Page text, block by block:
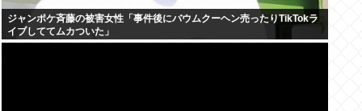
ジャンポケ斉藤の被害女性「事件後にバウムクーヘン売ったりTikTokラ
イブしててムカついた」